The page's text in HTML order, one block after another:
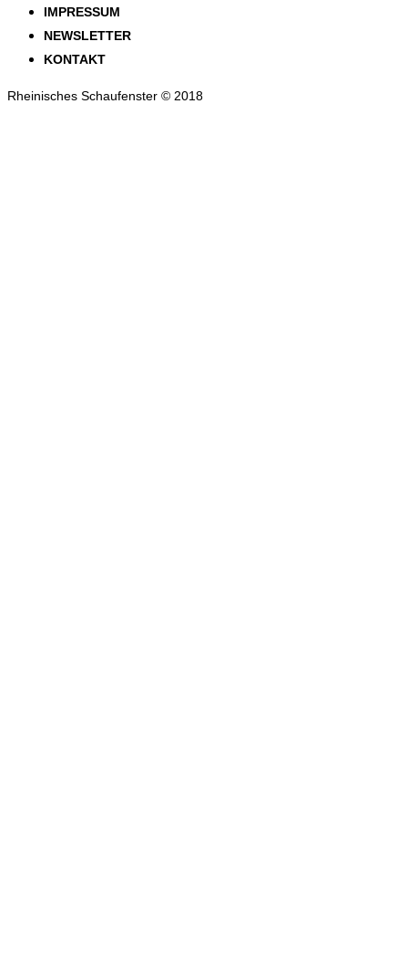
IMPRESSUM
NEWSLETTER
KONTAKT
Rheinisches Schaufenster © 2018